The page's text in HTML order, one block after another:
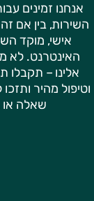
אנחנו זמינים
השירות, בין אם
אישי, מוקד
האינטרנט. לא
אלינו – תקבלו
וטיפול מהיר
שאלה